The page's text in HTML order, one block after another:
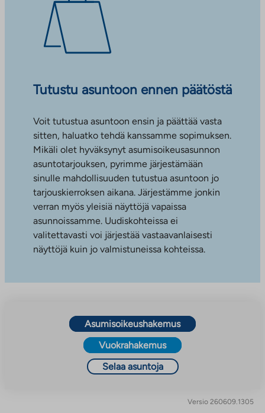
Tutustu asuntoon ennen päätöstä
Voit tutustua asuntoon ensin ja päättää vasta
sitten, haluatko tehdä kanssamme sopimuksen.
Mikäli olet hyväksynyt asumisoikeusasunnon
asuntotarjouksen, pyrimme järjestämään
sinulle mahdollisuuden tutustua asuntoon jo
tarjouskierroksen aikana. Järjestämme jonkin
verran myös yleisiä näyttöjä vapaissa
asunnoissamme. Uudiskohteissa ei
valitettavasti voi järjestää vastaavanlaisesti
näyttöjä kuin jo valmistuneissa kohteissa.
Asumisoikeushakemus
Vuokrahakemus
Selaa asuntoja
Versio 260609.1305